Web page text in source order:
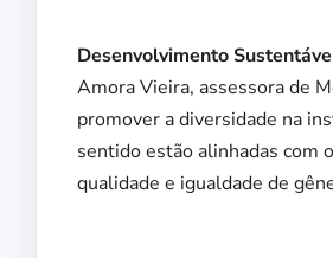
Desenvolvimento
Amora Vieira, assessora de
promover a diversidade na
sentido estão alinhadas com
qualidade e igualdade de